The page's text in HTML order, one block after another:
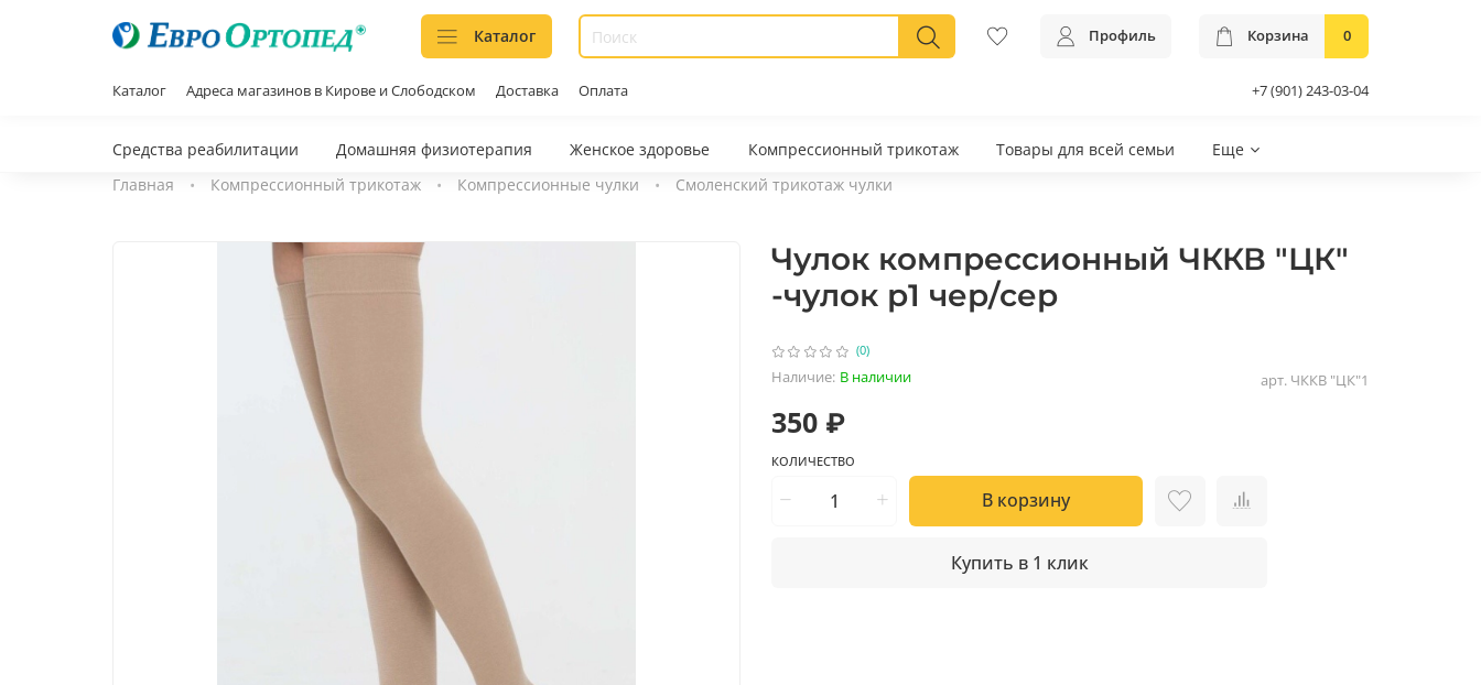
Каталог Профиль Корзина 0
Каталог Адреса магазинов в Кирове и Слободском Доставка Оплата +7 (901) 243-03-04
Средства реабилитации Домашняя физиотерапия Женское здоровье Компрессионный трикотаж Товары для всей семьи
Еще
Главная
Компрессионный трикотаж Компрессионные чулки Смоленский трикотаж чулки
(0)
арт. ЧККВ "ЦК"1
Наличие: В наличии
Чулок компрессионный ЧККВ "ЦК"
-чулок р1 чер/сер
350 ₽
КОЛИЧЕСТВО
В корзину
Купить в 1 клик